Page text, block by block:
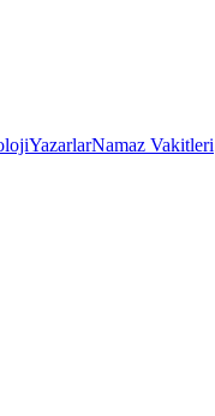
YazarlarNamaz Vakitleri